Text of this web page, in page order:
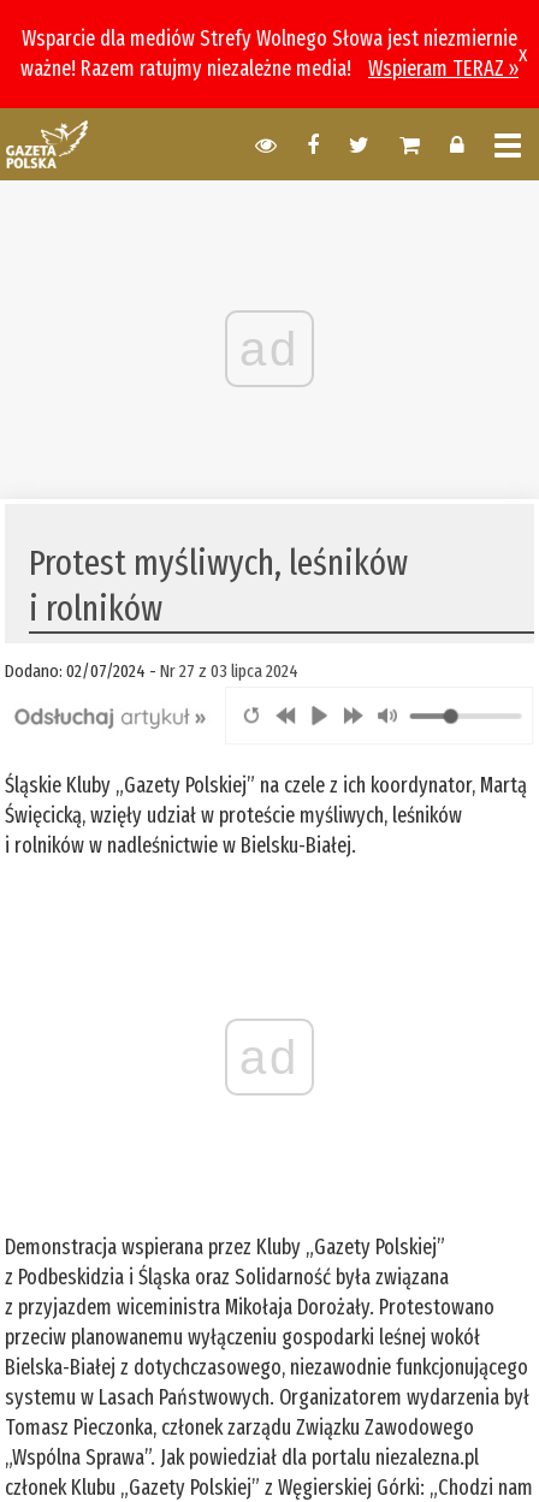
Wsparcie dla mediów Strefy Wolnego Słowa jest niezmiernie
ważne! Razem ratujmy niezależne media!
Wspieram TERAZ »
x
ad
Protest myśliwych, leśników
i rolników
Dodano: 02/07/2024 -Nr 27 z 03 lipca 2024
Śląskie Kluby „Gazety Polskiej” na czele z ich koordynator, Martą
Święcicką, wzięły udział w proteście myśliwych, leśników
i rolników w nadleśnictwie w Bielsku-Białej.
ad
Demonstracja wspierana przez Kluby „Gazety Polskiej”
z Podbeskidzia i Śląska oraz Solidarność była związana
z przyjazdem wiceministra Mikołaja Dorożały. Protestowano
przeciw planowanemu wyłączeniu gospodarki leśnej wokół
Bielska-Białej z dotychczasowego, niezawodnie funkcjonującego
systemu w Lasach Państwowych. Organizatorem wydarzenia był
Tomasz Pieczonka, członek zarządu Związku Zawodowego
„Wspólna Sprawa”. Jak powiedział dla portalu niezalezna.pl
członek Klubu „Gazety Polskiej” z Węgierskiej Górki: „Chodzi nam